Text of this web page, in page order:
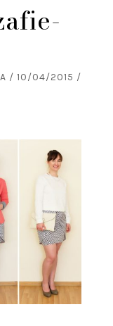
/ 10/04/2015 /